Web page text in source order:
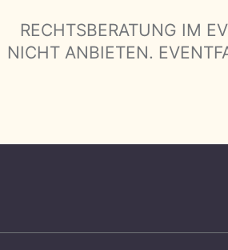
RECHTSBERATUNG IM
NICHT ANBIETEN.